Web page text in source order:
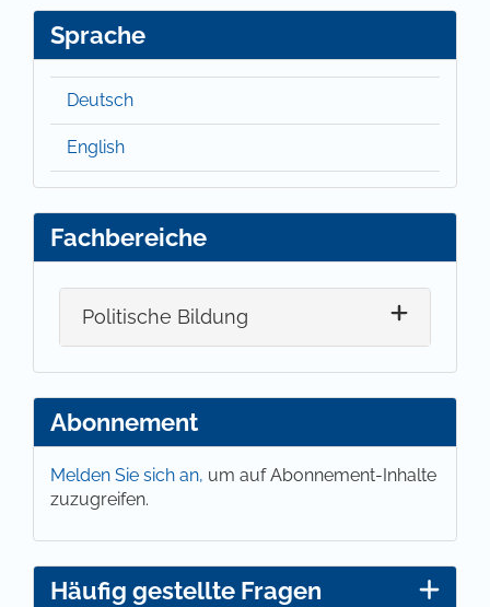
Sprache
Deutsch
English
Fachbereiche
Politische Bildung
Abonnement
Melden Sie sich an, um auf Abonnement-Inhalte
zuzugreifen.
Häufig gestellte Fragen